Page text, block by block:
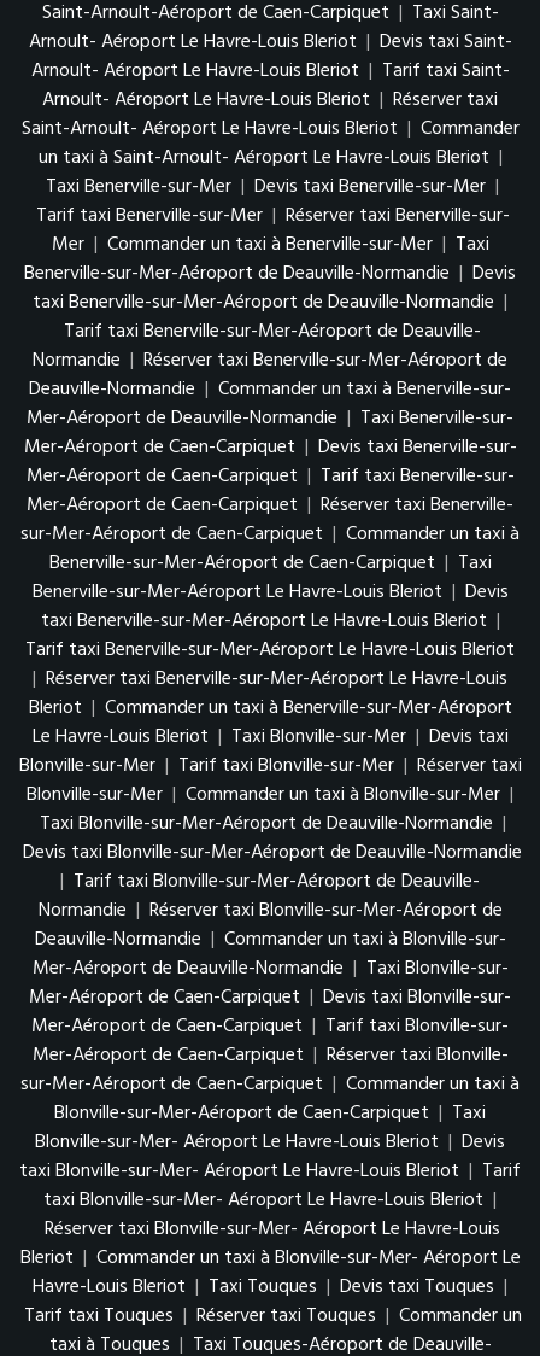
Saint-Arnoult-Aéroport de Caen-Carpiquet | Taxi Saint-
Arnoult- Aéroport Le Havre-Louis Bleriot | Devis taxi Saint-
Arnoult- Aéroport Le Havre-Louis Bleriot | Tarif taxi Saint-
Arnoult- Aéroport Le Havre-Louis Bleriot | Réserver taxi
Saint-Arnoult- Aéroport Le Havre-Louis Bleriot | Commander
un taxi à Saint-Arnoult- Aéroport Le Havre-Louis Bleriot |
Taxi Benerville-sur-Mer | Devis taxi Benerville-sur-Mer |
Tarif taxi Benerville-sur-Mer | Réserver taxi Benerville-sur-
Mer | Commander un taxi à Benerville-sur-Mer | Taxi
Benerville-sur-Mer-Aéroport de Deauville-Normandie | Devis
taxi Benerville-sur-Mer-Aéroport de Deauville-Normandie |
Tarif taxi Benerville-sur-Mer-Aéroport de Deauville-
Normandie | Réserver taxi Benerville-sur-Mer-Aéroport de
Deauville-Normandie | Commander un taxi à Benerville-sur-
Mer-Aéroport de Deauville-Normandie | Taxi Benerville-sur-
Mer-Aéroport de Caen-Carpiquet | Devis taxi Benerville-sur-
Mer-Aéroport de Caen-Carpiquet | Tarif taxi Benerville-sur-
Mer-Aéroport de Caen-Carpiquet | Réserver taxi Benerville-
sur-Mer-Aéroport de Caen-Carpiquet | Commander un taxi à
Benerville-sur-Mer-Aéroport de Caen-Carpiquet | Taxi
Benerville-sur-Mer-Aéroport Le Havre-Louis Bleriot | Devis
taxi Benerville-sur-Mer-Aéroport Le Havre-Louis Bleriot |
Tarif taxi Benerville-sur-Mer-Aéroport Le Havre-Louis Bleriot
| Réserver taxi Benerville-sur-Mer-Aéroport Le Havre-Louis
Bleriot | Commander un taxi à Benerville-sur-Mer-Aéroport
Le Havre-Louis Bleriot | Taxi Blonville-sur-Mer | Devis taxi
Blonville-sur-Mer | Tarif taxi Blonville-sur-Mer | Réserver taxi
Blonville-sur-Mer | Commander un taxi à Blonville-sur-Mer |
Taxi Blonville-sur-Mer-Aéroport de Deauville-Normandie |
Devis taxi Blonville-sur-Mer-Aéroport de Deauville-Normandie
| Tarif taxi Blonville-sur-Mer-Aéroport de Deauville-
Normandie | Réserver taxi Blonville-sur-Mer-Aéroport de
Deauville-Normandie | Commander un taxi à Blonville-sur-
Mer-Aéroport de Deauville-Normandie | Taxi Blonville-sur-
Mer-Aéroport de Caen-Carpiquet | Devis taxi Blonville-sur-
Mer-Aéroport de Caen-Carpiquet | Tarif taxi Blonville-sur-
Mer-Aéroport de Caen-Carpiquet | Réserver taxi Blonville-
sur-Mer-Aéroport de Caen-Carpiquet | Commander un taxi à
Blonville-sur-Mer-Aéroport de Caen-Carpiquet | Taxi
Blonville-sur-Mer- Aéroport Le Havre-Louis Bleriot | Devis
taxi Blonville-sur-Mer- Aéroport Le Havre-Louis Bleriot | Tarif
taxi Blonville-sur-Mer- Aéroport Le Havre-Louis Bleriot |
Réserver taxi Blonville-sur-Mer- Aéroport Le Havre-Louis
Bleriot | Commander un taxi à Blonville-sur-Mer- Aéroport Le
Havre-Louis Bleriot | Taxi Touques | Devis taxi Touques |
Tarif taxi Touques | Réserver taxi Touques | Commander un
taxi à Touques | Taxi Touques-Aéroport de Deauville-